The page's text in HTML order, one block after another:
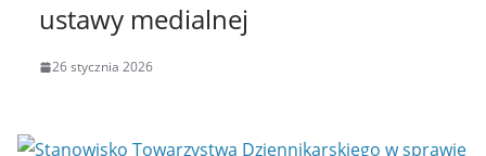
ustawy medialnej
26 stycznia 2026